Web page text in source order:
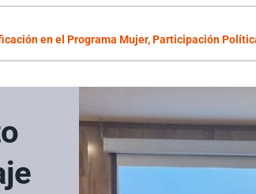
en el Programa Mujer, Participación